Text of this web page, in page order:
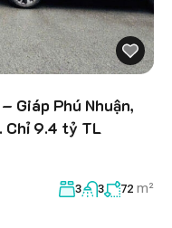
Giáp Phú Nhuận,
Chỉ 9.4 tỷ TL
3 3 72 m²